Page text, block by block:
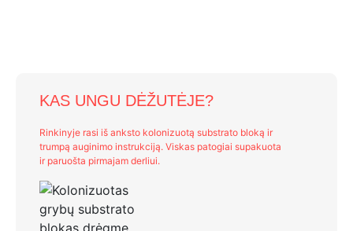
KAS UNGU DĖŽUTĖJE?
Rinkinyje rasi iš anksto kolonizuotą substrato bloką ir
trumpą auginimo instrukciją. Viskas patogiai supakuota
ir paruošta pirmajam derliui.